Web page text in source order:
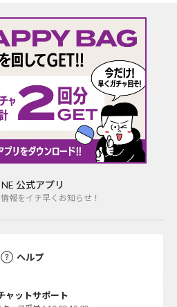
公式アプリ
報をイチ早くお知らせ！
ヘルプ
ャットサポート